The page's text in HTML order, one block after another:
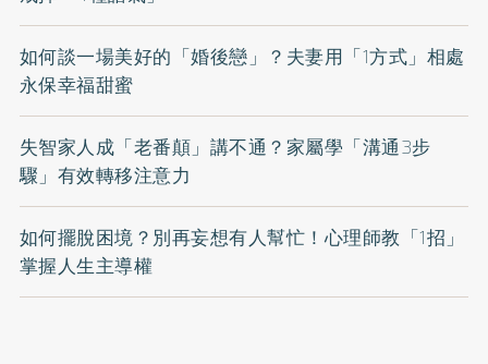
如何談一場美好的「婚後戀」？夫妻用「1方式」相處
永保幸福甜蜜
失智家人成「老番顛」講不通？家屬學「溝通3步
驟」有效轉移注意力
如何擺脫困境？別再妄想有人幫忙！心理師教「1招」
掌握人生主導權